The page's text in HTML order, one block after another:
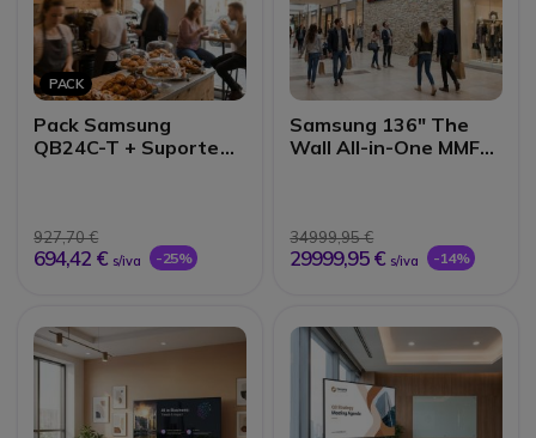
PACK
Pack Samsung
QB24C-T + Suporte
927,70 €
694,42 € s/iva -25%
Samsung 136" The
Wall All-in-One MMF-
34999,95 €
29999,95 € s/iva -14%